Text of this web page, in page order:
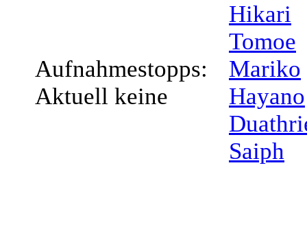
Aufnahmestopps:
Aktuell keine
Hikari
Tomoe
Mariko
Hayano
Saiph